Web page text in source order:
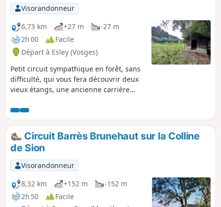
Visorandonneur
6,73 km
+27 m
-27 m
2h 00
Facile
Départ à Esley (Vosges)
Petit circuit sympathique en forêt, sans
difficulté, qui vous fera découvrir deux
vieux étangs, une ancienne carrière
de France. Une grande partie du
parcours se fait à travers bois par des
petits sentiers sinueux et les deux
derniers kilomètres sur un chemin de
pierre et route goudronnée. Le sentier
est bien balisé : suivre les petits
panneaux avec un Rond Jaune, Vous
trouverez à mi-parcours une aire de
pique-nique avec tables et une petite
cabane pour faire une pause au bord de
Circuit Barrès Brunehaut sur la Colline
de Sion
Visorandonneur
8,32 km
+152 m
-152 m
2h 50
Facile